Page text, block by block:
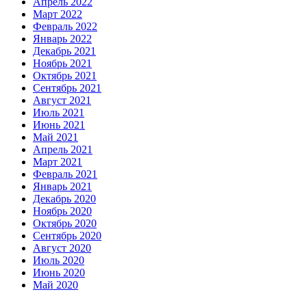
Март 2022
Февраль 2022
Январь 2022
Декабрь 2021
Ноябрь 2021
Октябрь 2021
Сентябрь 2021
Август 2021
Июль 2021
Июнь 2021
Май 2021
Апрель 2021
Март 2021
Февраль 2021
Январь 2021
Декабрь 2020
Ноябрь 2020
Октябрь 2020
Сентябрь 2020
Август 2020
Июль 2020
Июнь 2020
Май 2020